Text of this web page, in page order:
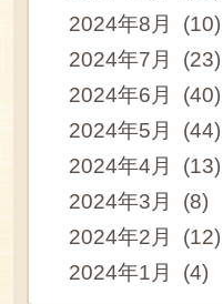
2024年8月 (10)
2024年7月 (23)
2024年6月 (40)
2024年5月 (44)
2024年4月 (13)
2024年3月 (8)
2024年2月 (12)
2024年1月 (4)